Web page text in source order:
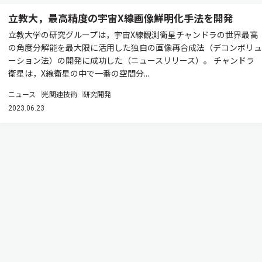
立教大，最高精度の宇宙X線画像鮮明化手法を開発
立教大学の研究グループは，宇宙X線観測衛星チャンドラの世界最高
の角度分解能を最大限に活用した独自の画像再合成法（デコンボリュ
ーション法）の開発に成功した（ニュースリリース）。 チャンドラ
衛星は，X線衛星の中で一番の空間分...
ニュース 光関連技術 研究開発
2023.06.23